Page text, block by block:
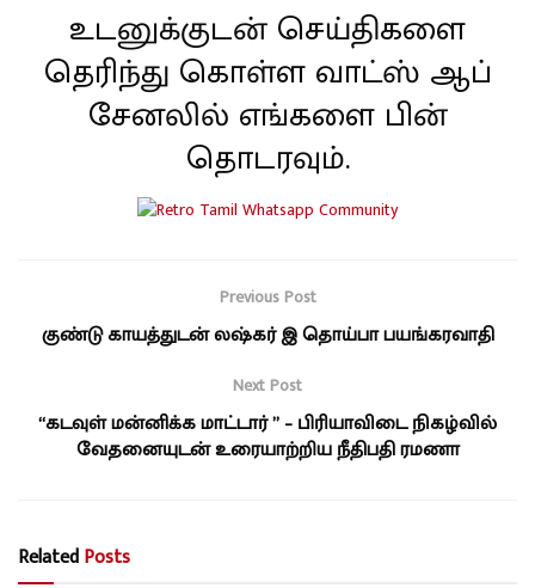
உடனுக்குடன் செய்திகளை
தெரிந்து கொள்ள வாட்ஸ் ஆப்
சேனலில் எங்களை பின்
தொடரவும்.
Previous Post
குண்டு காயத்துடன் லஷ்கர் இ தொய்பா பயங்கரவாதி
Next Post
“கடவுள் மன்னிக்க மாட்டார் ” – பிரியாவிடை நிகழ்வில்
வேதனையுடன் உரையாற்றிய நீதிபதி ரமணா
RelatedPosts